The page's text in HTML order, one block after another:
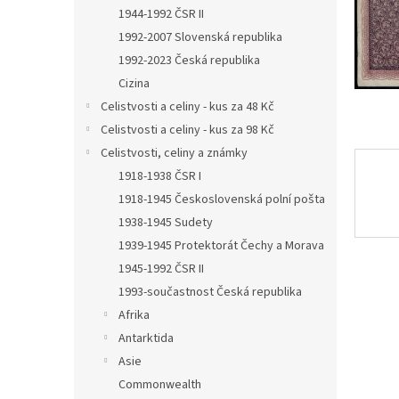
1944-1992 ČSR II
1992-2007 Slovenská republika
1992-2023 Česká republika
Cizina
Celistvosti a celiny - kus za 48 Kč
Celistvosti a celiny - kus za 98 Kč
Celistvosti, celiny a známky
1918-1938 ČSR I
1918-1945 Československá polní pošta
1938-1945 Sudety
1939-1945 Protektorát Čechy a Morava
1945-1992 ČSR II
1993-součastnost Česká republika
Afrika
Antarktida
Asie
Commonwealth